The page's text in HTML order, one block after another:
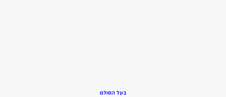
בעל הסולם